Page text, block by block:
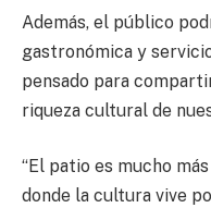
Además, el público
gastronómica y
pensado para
riqueza cultural de
“El patio es mucho
donde la cultura vive